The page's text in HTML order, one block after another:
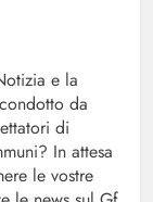
e la
da
di
In attesa
le vostre